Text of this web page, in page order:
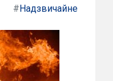
#Надзвичайне